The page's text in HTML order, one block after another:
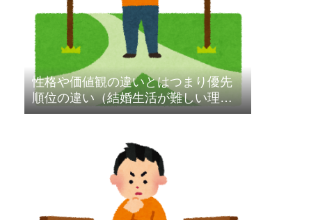
性格や価値観の違いとはつまり優先
順位の違い（結婚生活が難しい理
由）